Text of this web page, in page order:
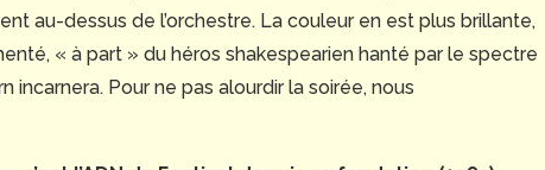
au-dessus de l’orchestre. La couleur en est plus brillante,
« à part » du héros shakespearien hanté par le spectre
incarnera. Pour ne pas alourdir la soirée, nous